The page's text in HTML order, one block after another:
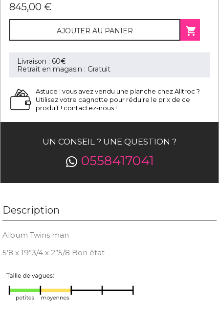
845,00 €
AJOUTER AU PANIER 
Livraison : 60€
Retrait en magasin : Gratuit
Astuce : vous avez vendu une planche chez Alltroc ?
Utilisez votre cagnotte pour réduire le prix de ce
produit ! contactez-nous !
UN CONSEIL ? UNE QUESTION ?
0558417041
Description
Album Twins man
5’8 x 19”3/4 x 2”5/8 Bon état